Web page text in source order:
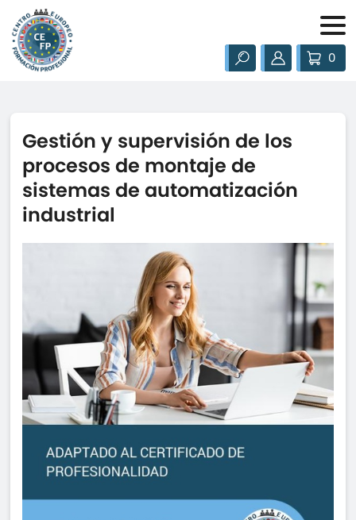
0
Gestión y supervisión de los
procesos de montaje de
sistemas de automatización
industrial